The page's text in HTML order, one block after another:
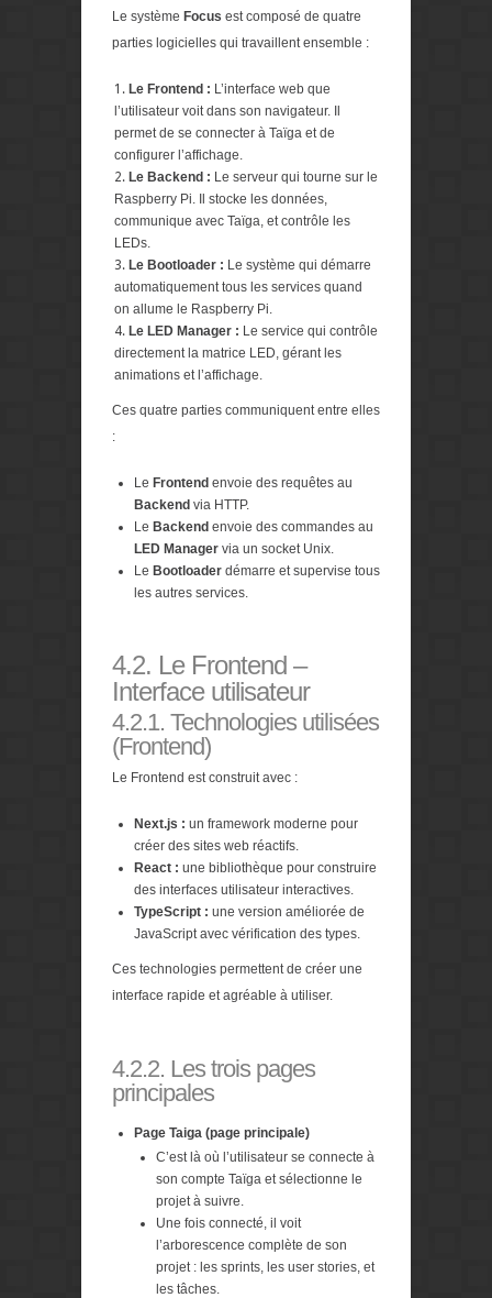
Le système Focus est composé de quatre
parties logicielles qui travaillent ensemble :
Le Frontend : L’interface web que
l’utilisateur voit dans son navigateur. Il
permet de se connecter à Taïga et de
configurer l’affichage.
Le Backend : Le serveur qui tourne sur le
Raspberry Pi. Il stocke les données,
communique avec Taïga, et contrôle les
LEDs.
Le Bootloader : Le système qui démarre
automatiquement tous les services quand
on allume le Raspberry Pi.
Le LED Manager : Le service qui contrôle
directement la matrice LED, gérant les
animations et l’affichage.
Ces quatre parties communiquent entre elles
:
Le Frontend envoie des requêtes au
Backend via HTTP.
Le Backend envoie des commandes au
LED Manager via un socket Unix.
Le Bootloader démarre et supervise tous
les autres services.
4.2. Le Frontend –
Interface utilisateur
4.2.1. Technologies utilisées
(Frontend)
Le Frontend est construit avec :
Next.js : un framework moderne pour
créer des sites web réactifs.
React : une bibliothèque pour construire
des interfaces utilisateur interactives.
TypeScript : une version améliorée de
JavaScript avec vérification des types.
Ces technologies permettent de créer une
interface rapide et agréable à utiliser.
4.2.2. Les trois pages
principales
Page Taiga (page principale)
C’est là où l’utilisateur se connecte à
son compte Taïga et sélectionne le
projet à suivre.
Une fois connecté, il voit
l’arborescence complète de son
projet : les sprints, les user stories, et
les tâches.